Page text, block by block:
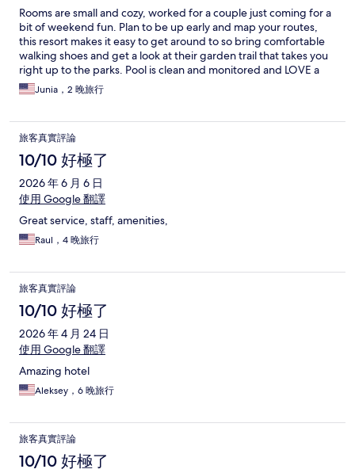
Rooms are small and cozy, worked for a couple just coming for a
bit of weekend fun. Plan to be up early and map your routes,
this resort makes it easy to get around to so bring comfortable
walking shoes and get a look at their garden trail that takes you
right up to the parks. Pool is clean and monitored and LOVE a
hot tub moment. Food is yummy and made by wonderful staff
who are happy to help!
Junia，2 晚旅行
旅客真實評論
10/10 好極了
2026 年 6 月 6 日
使用 Google 翻譯
Great service, staff, amenities,
Raul，4 晚旅行
旅客真實評論
10/10 好極了
2026 年 4 月 24 日
使用 Google 翻譯
Amazing hotel
Aleksey，6 晚旅行
旅客真實評論
10/10 好極了